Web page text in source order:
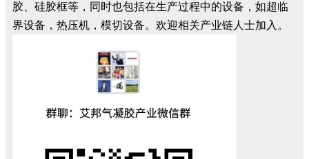
胶、硅胶框等，同时也包括在生产过程中的设备，如超临
界设备，热压机，模切设备。欢迎相关产业链人士加入。